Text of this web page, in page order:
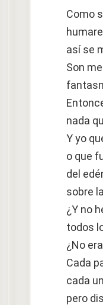
Como
así se
Son
nada
Y yo
o que
del
sobre
¿Y no
todos
¿No
Cada
cada
pero